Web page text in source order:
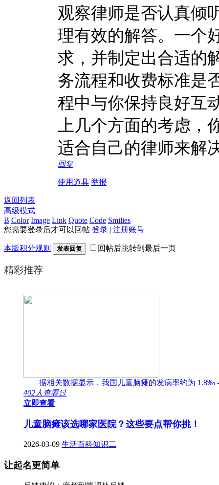
观察律师是否认真倾
理有效的解答。一个
求，并制定出合适的
务流程和收费标准是
程中与你保持良好互
上几个方面的考虑
适合自己的律师来解
回复
使用道具 举报
返回列表
高级模式
B Color Image Link Quote Code Smilies
您需要登录后才可以回帖 登录 | 注册账号
本版积分规则 发表回复 回帖后跳转到最后一页
精彩推荐
据相关数据显示，我国儿童脑瘫的发病率约为 1.8‰
402人查看过
立即查看
儿童脑瘫该选哪家医院？这些要点帮你挑！
2026-03-09 生活百科知识二
让起名更简单